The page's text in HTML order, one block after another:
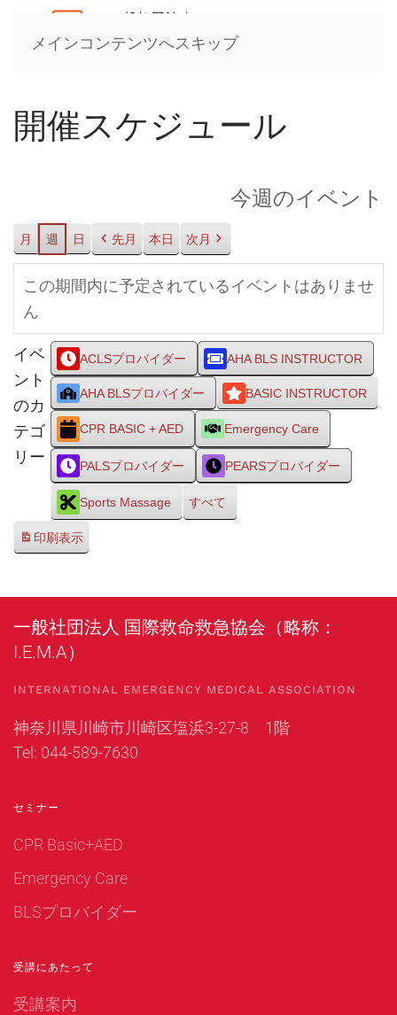
メインコンテンツへスキップ
開催スケジュール
今週のイベント
月 週 日 先月 本日 次月
この期間内に予定されているイベントはありませ
ん
イベ
ント
のカ
テゴ
リー
ACLSプロバイダー AHA BLS INSTRUCTOR
AHA BLSプロバイダー BASIC INSTRUCTOR
CPR BASIC + AED Emergency Care
PALSプロバイダー PEARSプロバイダー
Sports Massage すべて
印刷表示
一般社団法人 国際救命救急協会（略称：
I.E.M.A）
INTERNATIONAL EMERGENCY MEDICAL ASSOCIATION
神奈川県川崎市川崎区塩浜3-27-8 1階
Tel: 044-589-7630
セミナー
CPR Basic+AED
Emergency Care
BLSプロバイダー
受講にあたって
受講案内